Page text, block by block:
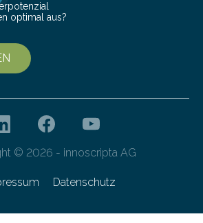
optimal aus?
© 2026 - innoscripta AG
Datenschutz